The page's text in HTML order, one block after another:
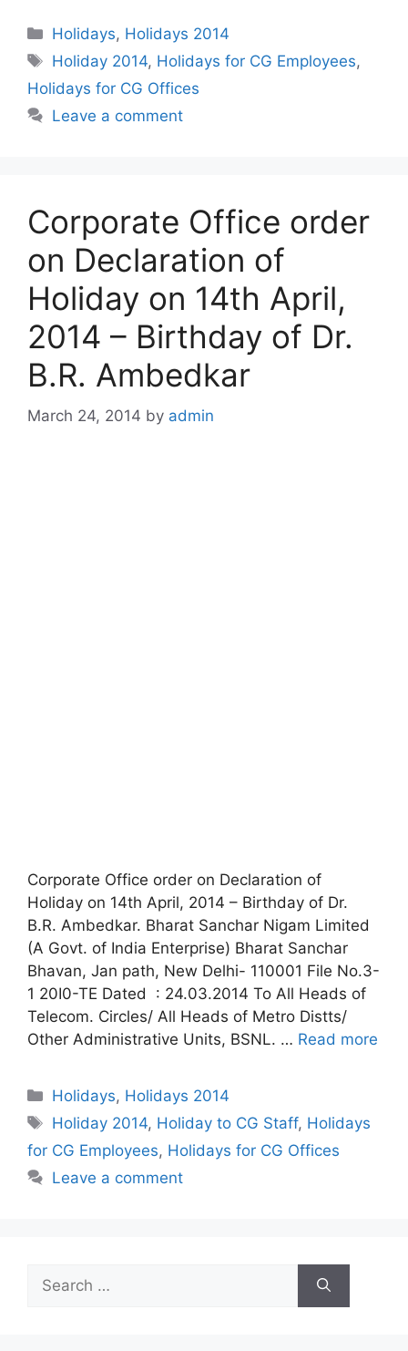
Categories
Holidays, Holidays 2014
Tags
Holiday 2014, Holidays for CG Employees,
Holidays for CG Offices
Leave a comment
Corporate Office order
on Declaration of
Holiday on 14th April,
2014 – Birthday of Dr.
B.R. Ambedkar
March 24, 2014 by admin
Corporate Office order on Declaration of
Holiday on 14th April, 2014 – Birthday of Dr.
B.R. Ambedkar. Bharat Sanchar Nigam Limited
(A Govt. of India Enterprise) Bharat Sanchar
Bhavan, Jan path, New Delhi- 110001 File No.3-
1 20I0-TE Dated : 24.03.2014 To All Heads of
Telecom. Circles/ All Heads of Metro Distts/
Other Administrative Units, BSNL. … Read more
Categories
Holidays, Holidays 2014
Tags
Holiday 2014, Holiday to CG Staff, Holidays
for CG Employees, Holidays for CG Offices
Leave a comment
for: